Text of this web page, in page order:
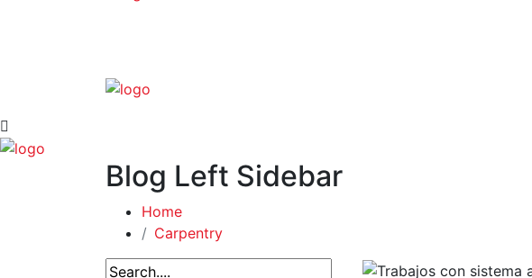
Blog Left Sidebar
Home
Carpentry